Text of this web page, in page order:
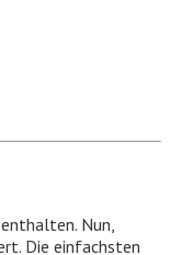
Nun,
Die einfachsten